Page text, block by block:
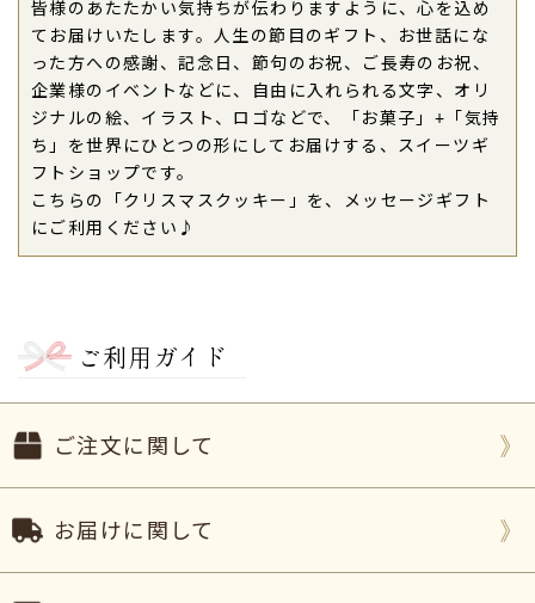
皆様のあたたかい気持ちが伝わりますように、心を込め
てお届けいたします。人生の節目のギフト、お世話にな
った方への感謝、記念日、節句のお祝、ご長寿のお祝、
企業様のイベントなどに、自由に入れられる文字、オリ
ジナルの絵、イラスト、ロゴなどで、「お菓子」+「気持
ち」を世界にひとつの形にしてお届けする、スイーツギ
フトショップです。
こちらの「クリスマスクッキー」を、メッセージギフト
にご利用ください♪
ご利用ガイド
ご注文に関して
お届けに関して